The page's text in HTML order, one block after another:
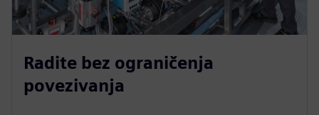
Radite bez ograničenja
povezivanja